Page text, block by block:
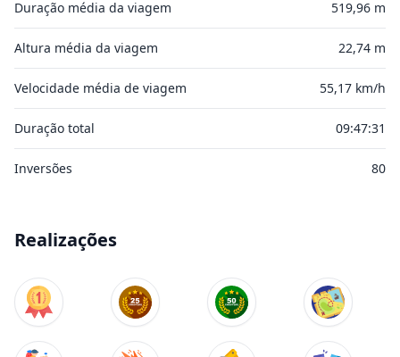
Duração média da viagem 519,96 m
Altura média da viagem 22,74 m
Velocidade média de viagem 55,17 km/h
Duração total 09:47:31
Inversões 80
Realizações